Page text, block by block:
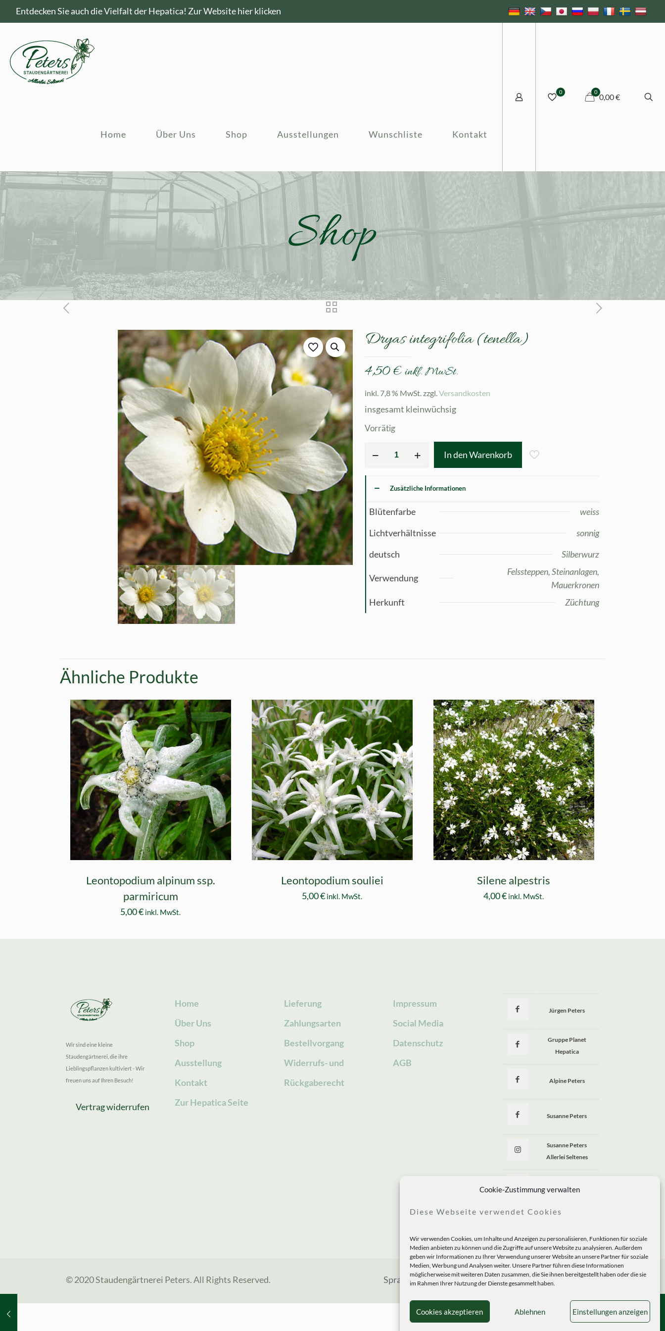
Cookie-Zustimmung verwalten
Diese Webseite verwendet Cookies
Wir verwenden Cookies, um Inhalte und Anzeigen zu personalisieren, Funktionen für soziale
Medien anbieten zu können und die Zugriffe auf unsere Website zu analysieren. Außerdem
geben wir Informationen zu Ihrer Verwendung unserer Website an unsere Partner für soziale
Medien, Werbung und Analysen weiter. Unsere Partner führen diese Informationen
möglicherweise mit weiteren Daten zusammen, die Sie ihnen bereitgestellt haben oder die sie
im Rahmen Ihrer Nutzung der Dienste gesammelt haben.
Cookies akzeptieren Ablehnen Einstellungen anzeigen
Entdecken Sie auch die Vielfalt der Hepatica! Zur Website hier klicken
Home Über Uns Shop Ausstellungen Wunschliste Kontakt
0 0
0,00 €
Shop
Dryas integrifolia (tenella)
4,50€ inkl. MwSt.
inkl. 7,8 % MwSt.zzgl.Versandkosten
insgesamt kleinwüchsig
Vorrätig
integrifolia
Menge
In den Warenkorb
Zusätzliche Informationen
Blütenfarbe
weiss
Lichtverhältnisse
sonnig
deutsch
Silberwurz
Verwendung
Felssteppen, Steinanlagen,
Mauerkronen
Herkunft
Züchtung
Ähnliche Produkte
Leontopodium alpinum ssp.
parmiricum
5,00€ inkl. MwSt.
Leontopodium souliei
5,00€ inkl. MwSt.
Silene alpestris
4,00€ inkl. MwSt.
Wir sind eine kleine
Staudengärtnerei, die ihre
Lieblingspflanzen kultiviert - Wir
freuen uns auf Ihren Besuch!
Vertrag widerrufen
Home
Über Uns
Shop
Ausstellung
Kontakt
Zur Hepatica Seite
Lieferung
Zahlungsarten
Bestellvorgang
Widerrufs- und
Rückgaberecht
Impressum
Social Media
Datenschutz
AGB
Jürgen Peters
Gruppe Planet
Hepatica
Alpine Peters
Susanne Peters
Susanne Peters
Allerlei Seltenes
Allerlei Seltenes
© 2020 Staudengärtnerei Peters. All Rights Reserved. Sprachen